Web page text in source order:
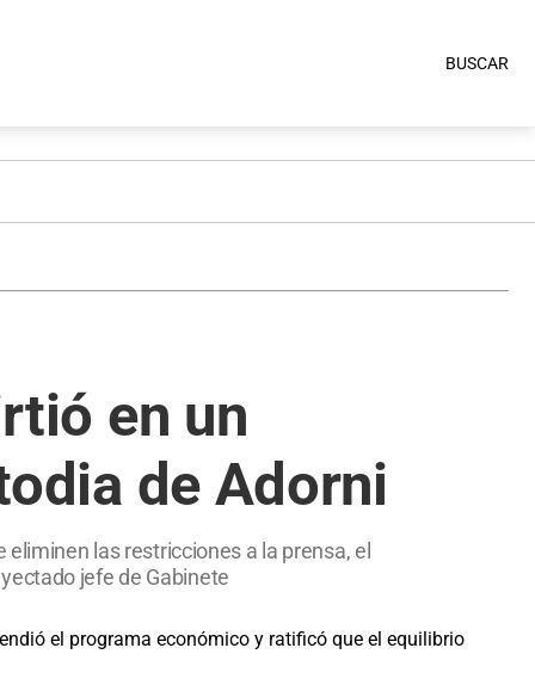
BUSCAR
en un
de Adorni
las restricciones a la prensa, el
jefe de Gabinete
el programa económico y ratificó que el equilibrio